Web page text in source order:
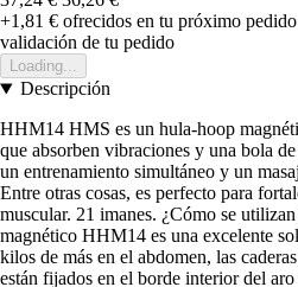
+1,81 € ofrecidos en tu próximo pedido
validación de tu pedido
Loading...
Descripción
HHM14 HMS es un hula-hoop
que absorben vibraciones y una bola
un entrenamiento simultáneo y un
Entre otras cosas, es perfecto para
muscular. 21 imanes. ¿Cómo se
magnético HHM14 es una excelente
kilos de más en el abdomen, las
están fijados en el borde interior del